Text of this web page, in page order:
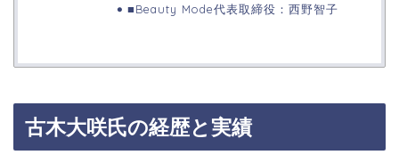
■Beauty Mode代表取締役：西野智子
古木大咲氏の経歴と実績